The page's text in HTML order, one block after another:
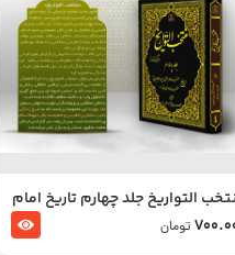
التواریخ جلد چهارم تاریخ امام
العابدین و امام محمد باقر
تومان